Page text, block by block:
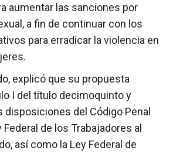
aumentar las sanciones por
a fin de continuar con los
para erradicar la violencia en
explicó que su propuesta
I del título decimoquinto y
disposiciones del Código Penal
Federal de los Trabajadores al
así como la Ley Federal de